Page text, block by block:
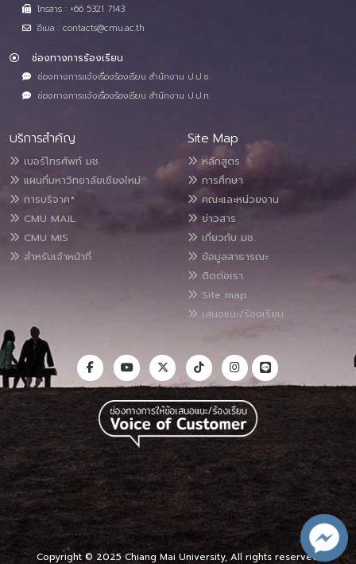
โทรสาร : +66 5321 7143
อีเมล : contacts@cmu.ac.th
ช่องทางการร้องเรียน
ช่องทางการแจ้งเรื่องร้องเรียน สำนักงาน ป.ป.ช.
ช่องทางการแจ้งเรื่องร้องเรียน สำนักงาน ป.ป.ท.
บริการสำคัญ
เบอร์โทรศัพท์ มช.
แผนที่มหาวิทยาลัยเชียงใหม่
การบริจาค*
CMU MAIL
CMU MIS
สำหรับเจ้าหน้าที่
Site Map
หลักสูตร
การศึกษา
คณะและหน่วยงาน
ข่าวสาร
เกี่ยวกับ มช.
ข้อมูลสาธารณะ
ติดต่อเรา
Site map
เสนอแนะ/ร้องเรียน
Copyright © 2025 Chiang Mai University, All rights reserved.